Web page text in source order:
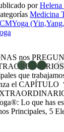
por Helena
Medicina
nos
que
el
Lo que has
Principales, 5